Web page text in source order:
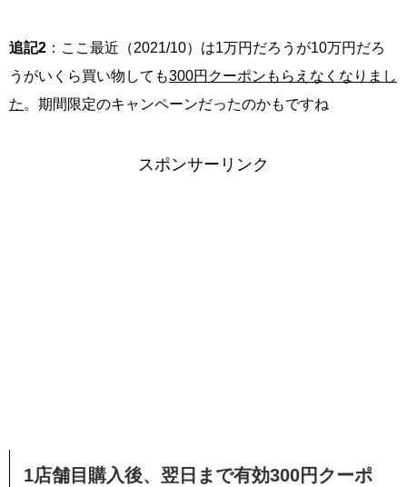
追記2 ：ここ最近（2021/10）は1万円だろうが10万円だろ
うがいくら買い物しても300円クーポンもらえなくなりまし
た 。期間限定のキャンペーンだったのかもですね
スポンサーリンク
1店舗目購入後、翌日まで有効300円クーポ